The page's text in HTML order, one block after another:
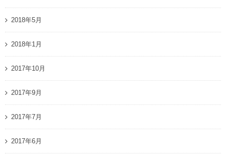
2018年5月
2018年1月
2017年10月
2017年9月
2017年7月
2017年6月